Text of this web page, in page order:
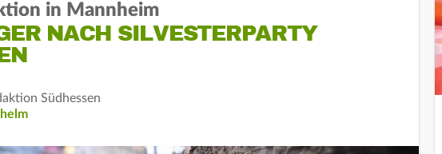
in Mannheim
NACH SILVESTERPARTY
Südhessen